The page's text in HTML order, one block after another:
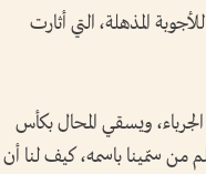
المذهلة، التي أثارت
ويسقي المحال بكأس
من سمّينا باسمه، كيف لنا أن